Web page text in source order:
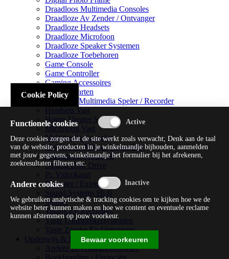
Draadloos Multimedia Consoles
Draadloze Av Zender / Ontvanger
Draadloze Headsets
Draadloze Microfoon
Draadloze Speaker Systemen
Draadloze Toebehoren
Game Console
Game Controller
Gaming Accessoires
Geluidskaarten
Handheld Multimedia Speler / Recorder
Headsets Vast
Home Theater Systems
Microfoon Vast
Multimedia Consoles
Multimedia Mixer / Versterker
Multimedia Productie
Optical Disk Drive
Pc Videokaart
Repeater / Extender
Sound Systems Hi-fi
Splitter
Tuners En Recorders
Vaste Luidsprekersystemen
Vaste Zender En Ontvanger
Onderwijs & Recreatie
Andere Beveiligingssoftware
Cookie Policy
Functionele cookies
Deze cookies zorgen dat de site werkt zoals verwacht; Denk aan de taal
van de website, producten in je winkelmandje bijhouden, aanmelden
met jouw gegevens, winkelmandje het formulier bij het afrekenen,
zoekresultaten filteren etc.
Andere cookies
We gebruiken analytische & tracking cookies om te kijken hoe we de
website beter kunnen maken en hoe we content en eventuele reclame
kunnen afstemmen op jouw voorkeur.
Bewaar voorkeuren